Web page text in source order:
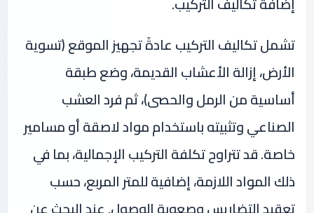
تشمل تكاليف التركيب عادةً تجهيز الموقع (تسوية
الأرض، إزالة الأعشاب القديمة، وضع طبقة
أساسية من الرمل والحصى)، ثم فرد العشب
الصناعي وتثبيته باستخدام مواد لاصقة أو مسامير
خاصة. قد تتراوح تكلفة التركيب الإجمالية، بما في
ذلك المواد اللازمة، إضافية للمتر المربع، حسب